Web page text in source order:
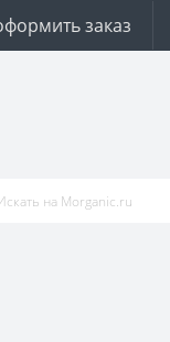
заказ